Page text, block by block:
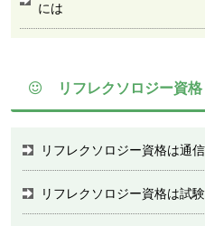
には
リフレクソロジー資格
リフレクソロジー資格は通
リフレクソロジー資格は試